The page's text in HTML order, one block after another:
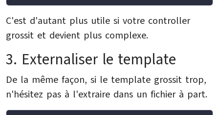
C'est d'autant plus utile si votre controller
grossit et devient plus complexe.
3. Externaliser le template
De la même façon, si le template grossit trop,
n'hésitez pas à l'extraire dans un fichier à part.